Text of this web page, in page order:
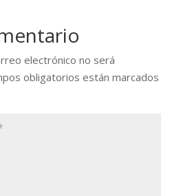
electrónico no será
obligatorios están marcados